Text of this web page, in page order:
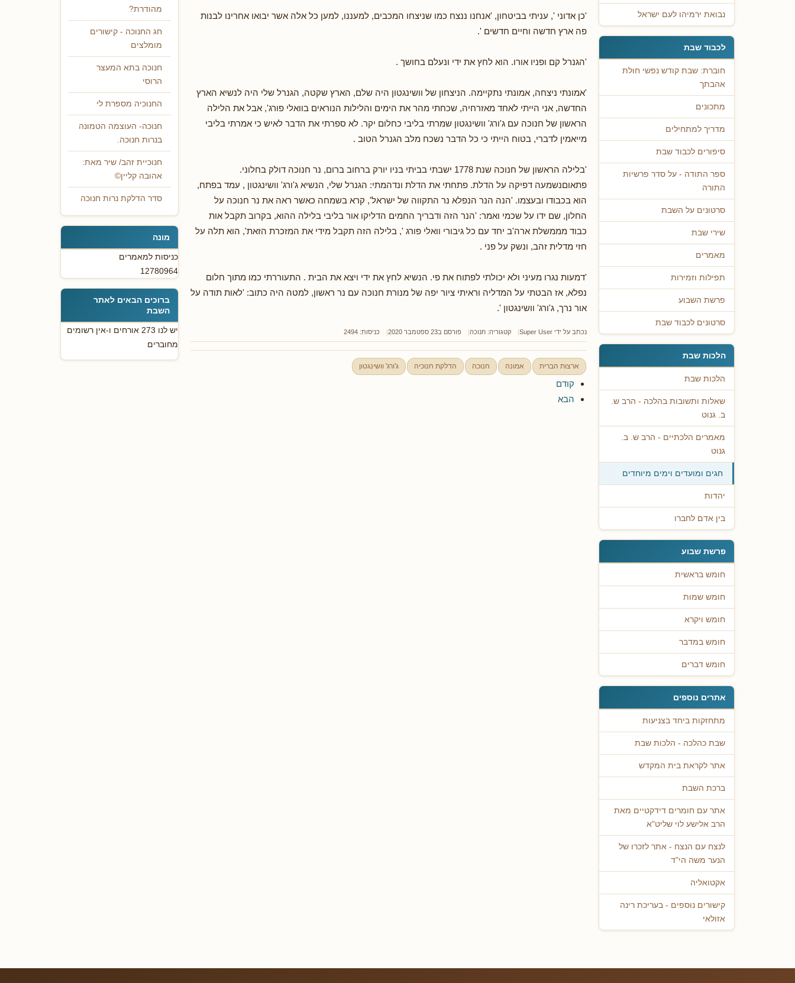
נבואת ירמיהו לעם ישראל
לכבוד שבת
חוברת: שבת קודש נפשי חולת
אהבתך
מתכונים
מדריך למתחילים
סיפורים לכבוד שבת
ספר התודה - על סדר פרשיות
התורה
סרטונים על השבת
שירי שבת
מאמרים
תפילות וזמירות
פרשת השבוע
סרטונים לכבוד שבת
הלכות שבת
הלכות שבת
שאלות ותשובות בהלכה - הרב ש.
ב. גנוט
מאמרים הלכתיים - הרב ש. ב.
גנוט
חגים ומועדים וימים מיוחדים
יהדות
בין אדם לחברו
פרשת שבוע
חומש בראשית
חומש שמות
חומש ויקרא
חומש במדבר
חומש דברים
אתרים נוספים
מתחזקות ביחד בצניעות
שבת כהלכה - הלכות שבת
אתר לקראת בית המקדש
ברכת השבת
אתר עם חומרים דידקטיים מאת
הרב אלישע לוי שליט"א
לנצח עם הנצח - אתר לזכרו של
הנער משה הי"ד
אקטואליה
קישורים נוספים - בעריכת רינה
אזולאי
'כן אדוני ', עניתי בביטחון, 'אנחנו ננצח כמו שניצחו המכבים, למעננו, למען כל אלה אשר יבואו אחרינו לבנות
פה ארץ חדשה וחיים חדשים '.
'הגנרל קם ופניו אורו. הוא לחץ את ידי ונעלם בחושך .
'אמונתי ניצחה, אמונתי נתקיימה. הניצחון של וושינגטון היה שלם, הארץ שקטה, הגנרל שלי היה לנשיא הארץ
החדשה, אני הייתי לאחד מאזרחיה, שכחתי מהר את הימים והלילות הנוראים בוואלי פורג', אבל את הלילה
הראשון של חנוכה עם ג'ורג' וושינגטון שמרתי בליבי כחלום יקר. לא ספרתי את הדבר לאיש כי אמרתי בליבי
מייאמין לדברי, בטוח הייתי כי כל הדבר נשכח מלב הגנרל הטוב .
'בלילה הראשון של חנוכה שנת 1778 ישבתי בביתי בניו יורק ברחוב ברום, נר חנוכה דולק בחלוני.
פתאוםנשמעה דפיקה על הדלת. פתחתי את הדלת ונדהמתי: הגנרל שלי, הנשיא ג'ורג' וושינגטון , עמד בפתח,
הוא בכבודו ובעצמו. 'הנה הנר הנפלא נר התקווה של ישראל', קרא בשמחה כאשר ראה את נר חנוכה על
החלון, שם ידו על שכמי ואמר: 'הנר הזה ודבריך החמים הדליקו אור בליבי בלילה ההוא, בקרוב תקבל אות
כבוד מממשלת ארה'ב יחד עם כל גיבורי וואלי פורג ', בלילה הזה תקבל מידי את המזכרת הזאת', הוא תלה על
חזי מדלית זהב, ונשק על פני .
'דמעות נגרו מעיני ולא יכולתי לפתוח את פי. הנשיא לחץ את ידי ויצא את הבית . התעוררתי כמו מתוך חלום
נפלא, אז הבטתי על המדליה וראיתי ציור יפה של מנורת חנוכה עם נר ראשון, למטה היה כתוב: 'לאות תודה על
אור נרך, ג'ורג' וושינגטון '.
נכתב על ידי Super User קטגוריה: חנוכה פורסם ב23 ספטמבר 2020 כניסות: 2494
ארצות הברית אמונה חנוכה הדלקת חנוכיה ג'ורג' וושינגטון
קודם
הבא
מהודרת?
חג החנוכה - קישורים
מומלצים
חנוכה בתא המעצר
הרוסי
החנוכיה מספרת לי
חנוכה- העוצמה הטמונה
בנרות חנוכה.
חנוכיית זהב/ שיר מאת:
אהובה קליין©
סדר הדלקת נרות חנוכה
מונה
כניסות למאמרים
12780964
ברוכים הבאים לאתר
השבת
יש לנו 273 אורחים ו-אין רשומים
מחוברים